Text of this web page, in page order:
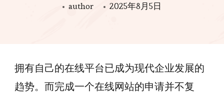
author 2025年8月5日
拥有自己的在线平台已成为现代企业发展的
趋势。而完成一个在线网站的申请并不复